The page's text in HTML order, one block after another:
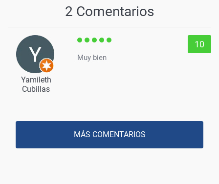
2 Comentarios
Yamileth
Cubillas
10
Muy bien
MÁS COMENTARIOS